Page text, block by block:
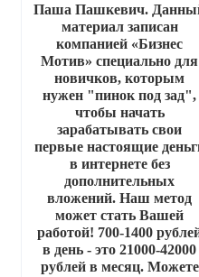
Паша Пашкевич.
материал записан
компанией «Бизнес
Мотив» специально для
новичков, которым
нужен "пинок под зад",
чтобы начать
зарабатывать свои
первые настоящие
в интернете без
дополнительных
вложений. Наш метод
может стать Вашей
работой! 700-1400
в день - это 21000-42000
рублей в месяц. Можете